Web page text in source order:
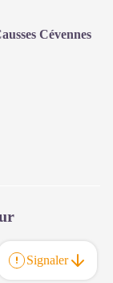
Cévennes
Signaler